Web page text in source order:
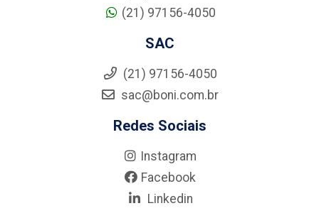
(21) 97156-4050
SAC
(21) 97156-4050
sac@boni.com.br
Redes Sociais
Instagram
Facebook
Linkedin